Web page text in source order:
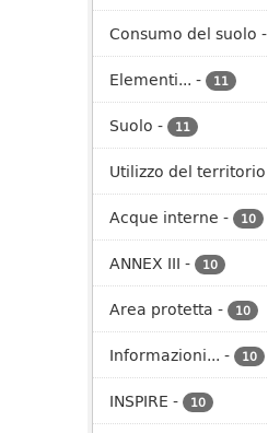
Consumo del suolo -
Elementi... - 11
Suolo - 11
Utilizzo del territorio
Acque interne - 10
ANNEX III - 10
Area protetta - 10
Informazioni... - 10
INSPIRE - 10